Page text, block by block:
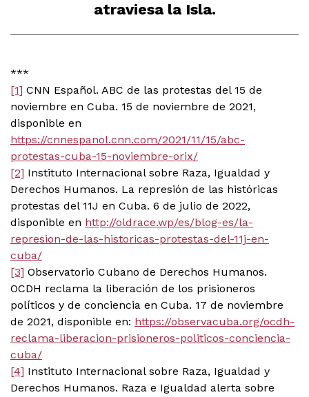
atraviesa la Isla.
***
[1] CNN Español. ABC de las protestas del 15 de
noviembre en Cuba. 15 de noviembre de 2021,
disponible en
https://cnnespanol.cnn.com/2021/11/15/abc-
protestas-cuba-15-noviembre-orix/
[2] Instituto Internacional sobre Raza, Igualdad y
Derechos Humanos. La represión de las históricas
protestas del 11J en Cuba. 6 de julio de 2022,
disponible en http://oldrace.wp/es/blog-es/la-
represion-de-las-historicas-protestas-del-11j-en-
cuba/
[3] Observatorio Cubano de Derechos Humanos.
OCDH reclama la liberación de los prisioneros
políticos y de conciencia en Cuba. 17 de noviembre
de 2021, disponible en: https://observacuba.org/ocdh-
reclama-liberacion-prisioneros-politicos-conciencia-
cuba/
[4] Instituto Internacional sobre Raza, Igualdad y
Derechos Humanos. Raza e Igualdad alerta sobre